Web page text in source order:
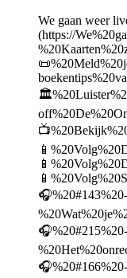
We gaan weer
(https://
🎧%20#143%20-
🎧%20#215%20-
🎧%20#166%20-